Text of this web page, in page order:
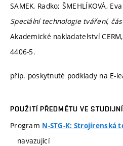
SAMEK, Radko; ŠMEHLÍKOVÁ,
Speciální technologie tváření,
Akademické nakladatelství
4406-5.
příp. poskytnuté podklady na E-
POUŽITÍ PŘEDMĚTU VE
Program N-STG-K: Strojírenská
navazující